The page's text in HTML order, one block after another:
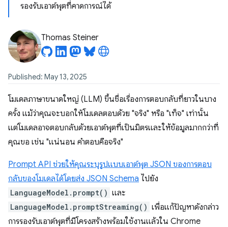
รองรับเอาต์พุตที่คาดการณ์ได้
Thomas Steiner
Published: May 13, 2025
โมเดลภาษาขนาดใหญ่ (LLM) ขึ้นชื่อเรื่องการตอบกลับที่ยาวในบาง
ครั้ง แม้ว่าคุณจะบอกให้โมเดลตอบด้วย "จริง" หรือ "เท็จ" เท่านั้น
แต่โมเดลอาจตอบกลับด้วยเอาต์พุตที่เป็นมิตรและให้ข้อมูลมากกว่าที่
คุณขอ เช่น "แน่นอน คำตอบคือจริง"
Prompt API ช่วยให้คุณระบุรูปแบบเอาต์พุต JSON ของการตอบ
กลับของโมเดลได้โดยส่ง JSON Schema ไปยัง
LanguageModel.prompt() และ
LanguageModel.promptStreaming() เพื่อแก้ปัญหาดังกล่าว
การรองรับเอาต์พุตที่มีโครงสร้างพร้อมใช้งานแล้วใน Chrome